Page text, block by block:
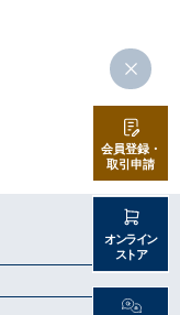
会員登録・
取引申請
オンライン
ストア